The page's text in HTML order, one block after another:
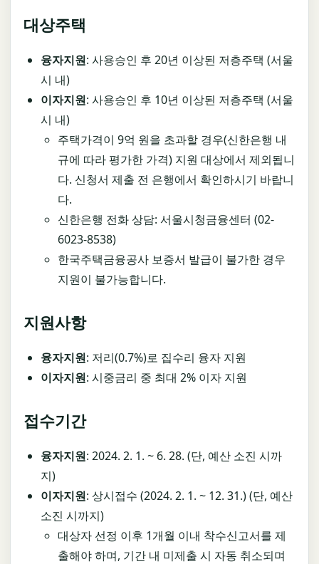
대상주택
융자지원: 사용승인 후 20년 이상된 저층주택 (서울
시 내)
이자지원: 사용승인 후 10년 이상된 저층주택 (서울
시 내)
주택가격이 9억 원을 초과할 경우(신한은행 내
규에 따라 평가한 가격) 지원 대상에서 제외됩니
다. 신청서 제출 전 은행에서 확인하시기 바랍니
다.
신한은행 전화 상담: 서울시청금융센터 (02-
6023-8538)
한국주택금융공사 보증서 발급이 불가한 경우
지원이 불가능합니다.
지원사항
융자지원: 저리(0.7%)로 집수리 융자 지원
이자지원: 시중금리 중 최대 2% 이자 지원
접수기간
융자지원: 2024. 2. 1. ~ 6. 28. (단, 예산 소진 시까
지)
이자지원: 상시접수 (2024. 2. 1. ~ 12. 31.) (단, 예산
소진 시까지)
대상자 선정 이후 1개월 이내 착수신고서를 제
출해야 하며, 기간 내 미제출 시 자동 취소되며